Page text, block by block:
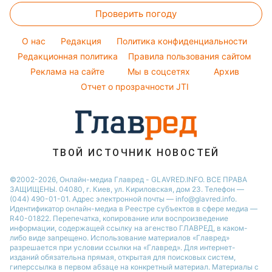
Алла Пугачева
Максим Галкин
Настя Каменских
Праздничное меню
Комнатные растения
Тарифы
Курс валют
Магнитные бури
Погода на сегодня
Погода на завтра
Пылевая буря
Проверить погоду
O нас Редакция
Политика конфиденциальности
Редакционная политика
Правила пользования сайтом
Реклама на сайте
Мы в соцсетях
Архив
Отчет о прозрачности JTI
ТВОЙ ИСТОЧНИК НОВОСТЕЙ
©2002-2026, Онлайн-медиа Главред - GLAVRED.INFO. ВСЕ ПРАВА
ЗАЩИЩЕНЫ. 04080, г. Киев, ул. Кириловская, дом 23. Телефон —
(044) 490-01-01. Адрес электронной почты — info@glavred.info.
Идентификатор онлайн-медиа в Реестре cубъектов в сфере медиа —
R40-01822. Перепечатка, копирование или воспроизведение
информации, содержащей ссылку на агенство ГЛАВРЕД, в каком-
либо виде запрещено. Использование материалов «Главред»
разрешается при условии ссылки на «Главред». Для интернет-
изданий обязательна прямая, открытая для поисковых систем,
гиперссылка в первом абзаце на конкретный материал. Материалы с